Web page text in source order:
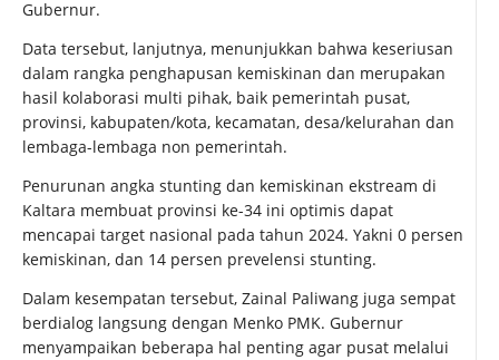
Gubernur.
Data tersebut, lanjutnya, menunjukkan bahwa keseriusan
dalam rangka penghapusan kemiskinan dan merupakan
hasil kolaborasi multi pihak, baik pemerintah pusat,
provinsi, kabupaten/kota, kecamatan, desa/kelurahan dan
lembaga-lembaga non pemerintah.
Penurunan angka stunting dan kemiskinan ekstream di
Kaltara membuat provinsi ke-34 ini optimis dapat
mencapai target nasional pada tahun 2024. Yakni 0 persen
kemiskinan, dan 14 persen prevelensi stunting.
Dalam kesempatan tersebut, Zainal Paliwang juga sempat
berdialog langsung dengan Menko PMK. Gubernur
menyampaikan beberapa hal penting agar pusat melalui